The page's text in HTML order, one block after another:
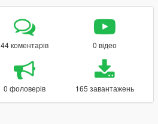
44 коментарів 0 відео
0 фоловерів 165 завантажень